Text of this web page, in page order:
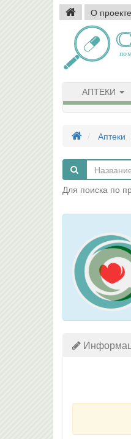
О проекте
АПТЕКИ
Аптеки
Для поиска по